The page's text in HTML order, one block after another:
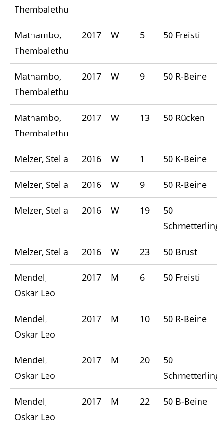
Thembalethu
Mathambo,
Thembalethu
2017 W 5 50 Freistil
Mathambo,
Thembalethu
2017 W 9 50 R-Beine
Mathambo,
Thembalethu
2017 W 13 50 Rücken
Melzer, Stella 2016 W 1 50 K-Beine
Melzer, Stella 2016 W 9 50 R-Beine
Melzer, Stella 2016 W 19
50
Melzer, Stella 2016 W 23 50 Brust
Mendel,
Oskar Leo
2017 M 6 50 Freistil
Mendel,
Oskar Leo
2017 M 10 50 R-Beine
Mendel,
Oskar Leo
2017 M 20
50
Mendel,
Oskar Leo
2017 M 22 50 B-Beine